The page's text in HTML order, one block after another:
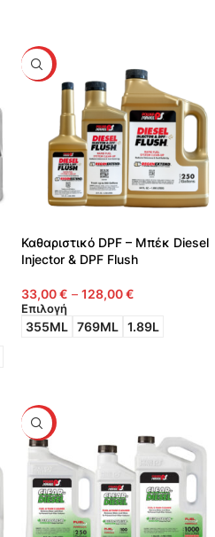
HOT
Καθαριστικό DPF – Μπέκ Diesel
Injector & DPF Flush
33,00€ – 128,00€
Επιλογή
355ML 769ML 1.89L
HOT